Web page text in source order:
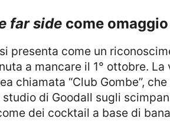
far sidecome
a mancare il 1° ottobre.
chiamata “Club Gombe”,
di Goodall sugli
dei cocktail a base di